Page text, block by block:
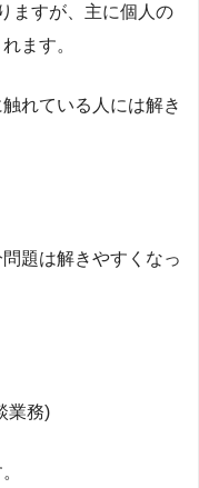
ますが、主に個人の
ます。
れている人には解き
題は解きやすくなっ
業務)